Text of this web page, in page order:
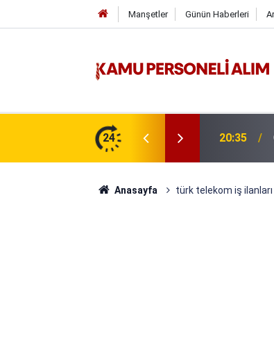
Manşetler Günün Haberleri
24
Açtı: 1.800 Kişilik Dev Personel Alımı İlanı
20:35
Anasayfa türk telekom iş